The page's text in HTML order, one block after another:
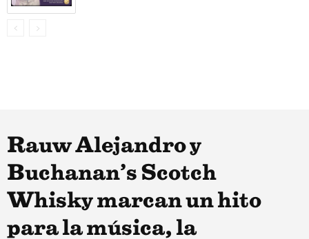
Rauw Alejandro y
Buchanan’s Scotch
Whisky marcan un hito
para la música, la